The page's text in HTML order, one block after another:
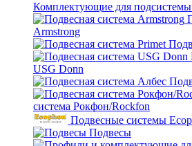
Комплектующие для
Armstrong
USG Donn
система Рокфон/Rockfon
Подвесные системы
Подвесы